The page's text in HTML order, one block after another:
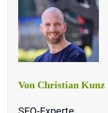
Von Christian Kunz